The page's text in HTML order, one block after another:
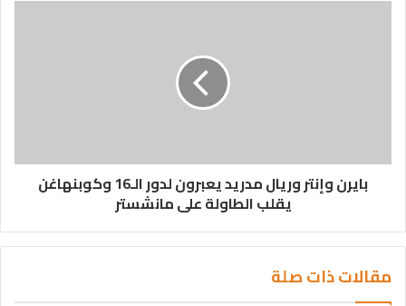
بايرن وإنتر وريال مدريد يعبرون لدور الـ16 وكوبنهاغن
يقلب الطاولة على مانشستر
مقالات ذات صلة